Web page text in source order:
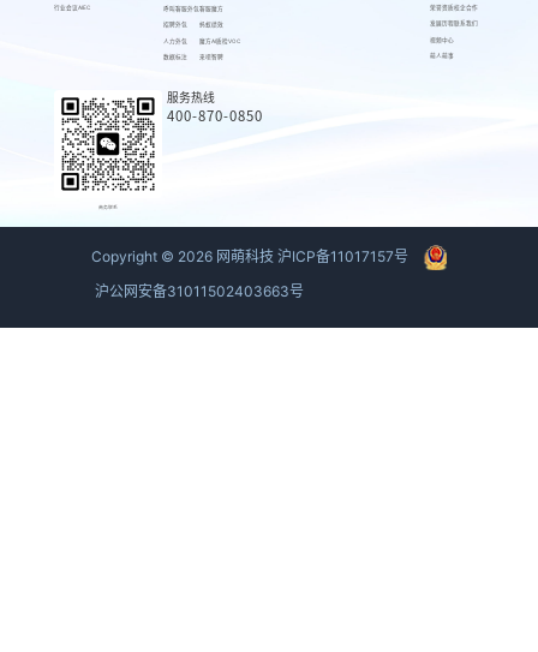
行业会议AIEC 呼叫客服外包
招聘外包
人力外包
数据标注
客服魔方
蚂蚁绩效
魔方AI质检VOC
来呗智聘
荣誉资质
发展历程
视频中心
萌人萌事
校企合作
联系我们
商务联系
服务热线
400-870-0850
Copyright © 2026 网萌科技 沪ICP备11017157号
沪公网安备31011502403663号